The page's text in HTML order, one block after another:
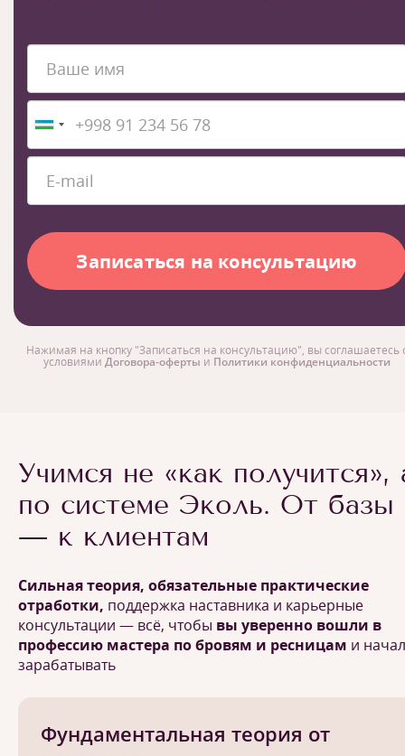
Нажимая на кнопку "Записаться на консультацию", вы соглашаетесь
условиями Договора-оферты и Политики конфиденциальности
Учимся не «как получится»,
по системе Эколь. От базы
— к клиентам
Сильная теория, обязательные практические
отработки, поддержка наставника и карьерные
консультации — всё, чтобы вы уверенно вошли в
профессию мастера по бровям и ресницам и
зарабатывать
Фундаментальная теория от